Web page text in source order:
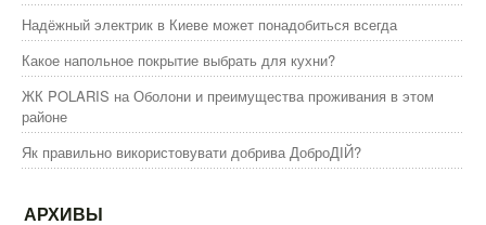
Надёжный электрик в Киеве может понадобиться всегда
Какое напольное покрытие выбрать для кухни?
ЖК POLARIS на Оболони и преимущества проживания в этом
районе
Як правильно використовувати добрива ДоброДІЙ?
АРХИВЫ